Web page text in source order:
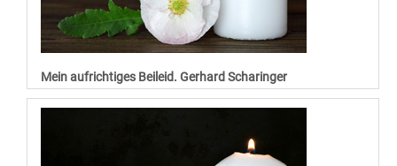
Mein aufrichtiges Beileid. Gerhard Scharinger